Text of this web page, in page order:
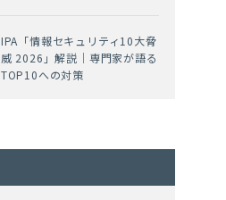
IPA「情報セキュリティ10大脅
威 2026」解説｜専門家が語る
TOP10への対策